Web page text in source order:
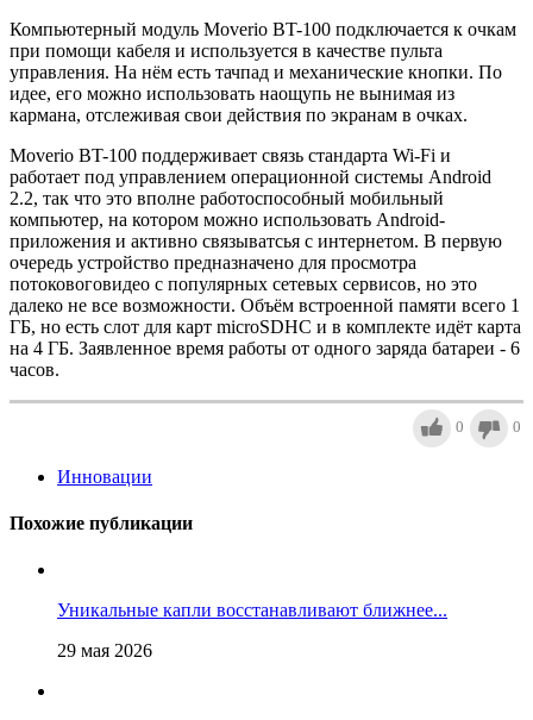
Компьютерный модуль Moverio BT-100 подключается к очкам
при помощи кабеля и используется в качестве пульта
управления. На нём есть тачпад и механические кнопки. По
идее, его можно использовать наощупь не вынимая из
кармана, отслеживая свои действия по экранам в очках.
Moverio BT-100 поддерживает связь стандарта Wi-Fi и
работает под управлением операционной системы Android
2.2, так что это вполне работоспособный мобильный
компьютер, на котором можно использовать Android-
приложения и активно связыватсья с интернетом. В первую
очередь устройство предназначено для просмотра
потоковоговидео с популярных сетевых сервисов, но это
далеко не все возможности. Объём встроенной памяти всего 1
ГБ, но есть слот для карт microSDHC и в комплекте идёт карта
на 4 ГБ. Заявленное время работы от одного заряда батареи - 6
часов.
0 0
Инновации
Похожие публикации
Уникальные капли восстанавливают ближнее...
29 мая 2026